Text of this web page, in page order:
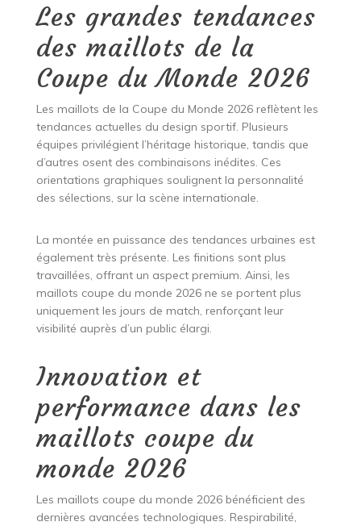
Les grandes tendances
des maillots de la
Coupe du Monde 2026
Les maillots de la Coupe du Monde 2026 reflètent les
tendances actuelles du design sportif. Plusieurs
équipes privilégient l’héritage historique, tandis que
d’autres osent des combinaisons inédites. Ces
orientations graphiques soulignent la personnalité
des sélections, sur la scène internationale.
La montée en puissance des tendances urbaines est
également très présente. Les finitions sont plus
travaillées, offrant un aspect premium. Ainsi, les
maillots coupe du monde 2026 ne se portent plus
uniquement les jours de match, renforçant leur
visibilité auprès d’un public élargi.
Innovation et
performance dans les
maillots coupe du
monde 2026
Les maillots coupe du monde 2026 bénéficient des
dernières avancées technologiques. Respirabilité,